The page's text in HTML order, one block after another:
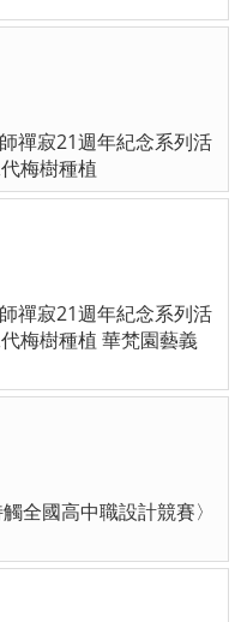
禪寂21週年紀念系列活
梅樹種植
禪寂21週年紀念系列活
梅樹種植 華梵園藝義
全國高中職設計競賽〉